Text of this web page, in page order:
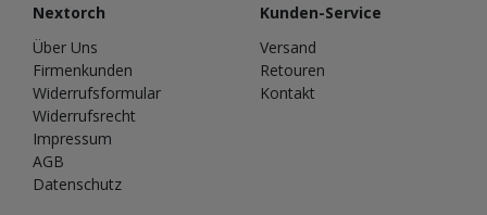
Nextorch
Über Uns
Firmenkunden
Widerrufsformular
Widerrufsrecht
Impressum
AGB
Datenschutz
Kunden-Service
Versand
Retouren
Kontakt